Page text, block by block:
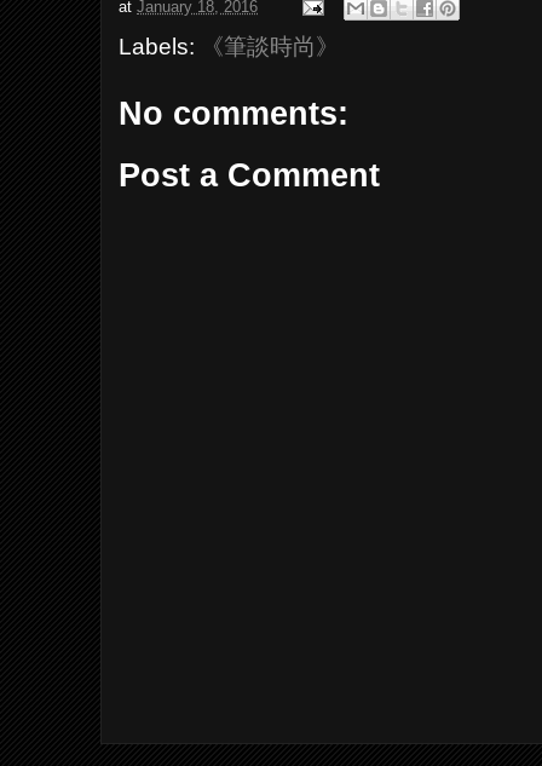
atJanuary 18, 2016
Labels: 《筆談時尚》
No comments:
Post a Comment